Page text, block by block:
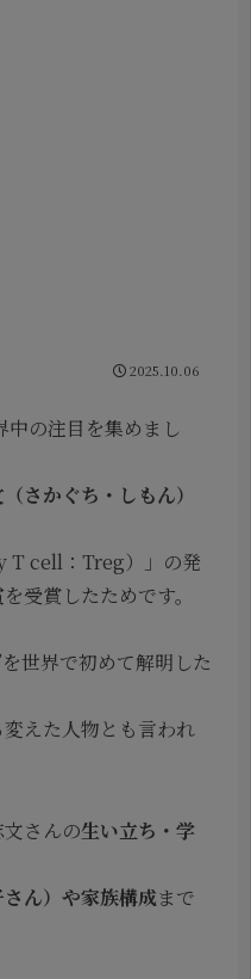
2025.10.06
の注目を集めまし
さかぐち・しもん）
T cell：Treg）」の発
を受賞したためです。
世界で初めて解明した
えた人物とも言われ
さんの生い立ち・学
ん）や家族構成まで